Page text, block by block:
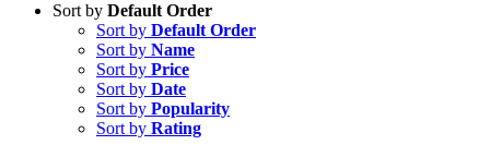
Sort by Default Order
Sort by Default Order
Sort by Name
Sort by Price
Sort by Date
Sort by Popularity
Sort by Rating